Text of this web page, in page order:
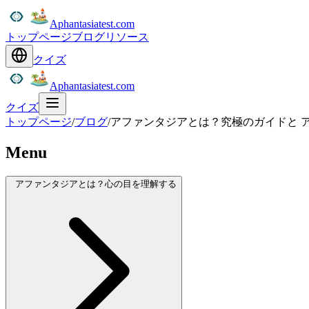
Aphantasiatest.com
トップページブログリソース
クイズ
Aphantasiatest.com
クイズ
トップページ/ブログ/アファンタジアとは？究極のガイドと
Menu
アファンタジアとは？心の目を理解する